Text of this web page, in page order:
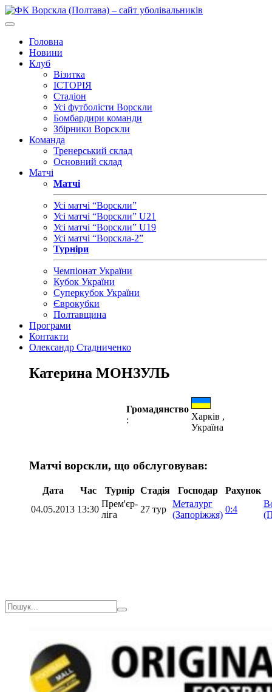
Головна
Новини
Клуб
Візитка
ІСТОРІЯ
Стадіон
Усі футболісти Ворскли
Бомбардири команди
Збірники Ворскли
Команда
Тренерський склад
Основний склад
Матчі
Матчі
Усі матчі “Ворскли”
Усі матчі “Ворскли” U21
Усі матчі “Ворскли” U19
Усі матчі “Ворскла-2”
Турніри
Чемпіонат України
Кубок України
Суперкубок України
Єврокубки
Полтавщина
Програми
Контакти
Олександр Стадниченко
Катерина МОНЗУЛЬ
Громадянство
:
Харків ,
Україна
Матчі ворскли, що обслуговував:
Дата Час Турнір Стадія Господар
Рахунок
04.05.2013 13:30
Прем'єр-
ліга
27 тур
Металург
(Запоріжжя)
0:4